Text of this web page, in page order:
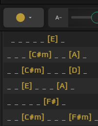
[E]
[C#m] [A]
[C#m] [D]
[E] [A]
[F#]
[C#m] [F#m]